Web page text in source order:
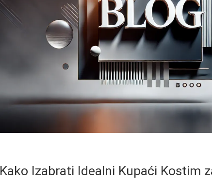
Kako Izabrati Idealni Kupaći Kostim